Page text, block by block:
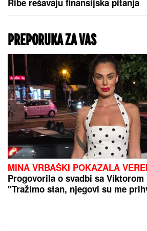
RAZBIJENA ŠOFERKA, STAKLO
Asmin i Maja se nakon skandala
"Moja jedina ljubav"
Otac Hejli Biber, čuveni glumac,
NAPUSTIO HOLIVUD: "Nisam
Tom Kruz", sreću pronašao u